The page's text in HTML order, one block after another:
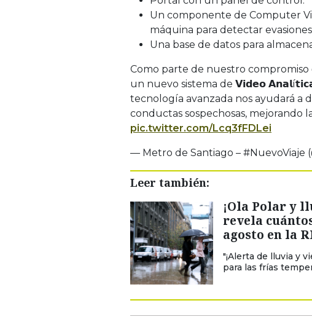
Un componente de Computer
máquina para detectar
Una base de datos para
Como parte de nuestro
un nuevo sistema de 𝗩𝗶𝗱𝗲𝗼
tecnología avanzada nos ayudará a
conductas sospechosas, mejorando
pic.twitter.com/Lcq3fFDLei
— Metro de Santiago – #NuevoViaje
Leer también:
¡Ola Polar y
revela
agosto en la
"¡Alerta de lluvia y
para las frías